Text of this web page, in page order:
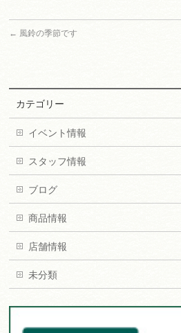
← 風鈴の季節です
カテゴリー
イベント情報
スタッフ情報
ブログ
商品情報
店舗情報
未分類